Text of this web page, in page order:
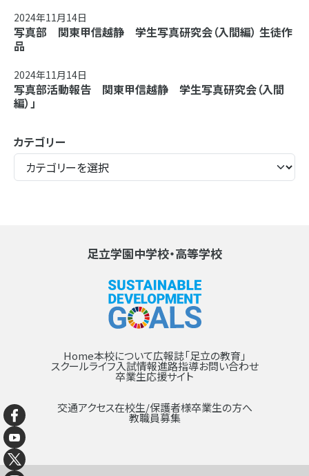
2024年11月14日
写真部 関東甲信越静 学生写真研究会（入間編） 生徒作
品
2024年11月14日
写真部活動報告 関東甲信越静 学生写真研究会（入間
編）」
カテゴリー
足立学園中学校・高等学校
Home本校について広報誌「足立の教育」
スクールライフ入試情報進路指導お問い合わせ
卒業生応援サイト
交通アクセス在校生/保護者様卒業生の方へ
教職員募集